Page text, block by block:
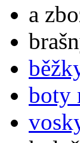
a
boty